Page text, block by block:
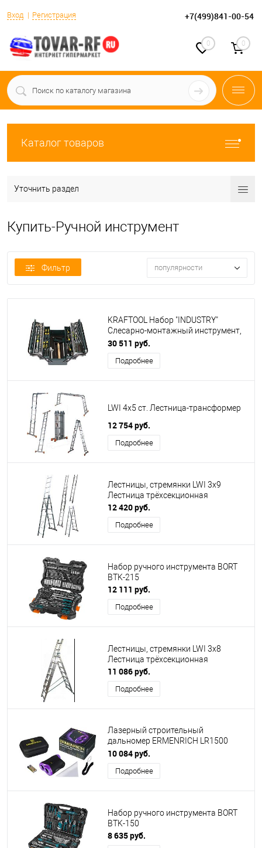
Вход Регистрация +7(499)841-00-54
0 0
Каталог товаров
Уточнить раздел
Купить-Ручной инструмент
Фильтр популярности
KRAFTOOL Набор "INDUSTRY"
Слесарно-монтажный инструмент,
131 предмет [27978-H131]
30 511 руб.
Подробнее
LWI 4х5 ст. Лестница-трансформер
12 754 руб.
Подробнее
Лестницы, стремянки LWI 3х9
Лестница трёхсекционная
12 420 руб.
Подробнее
Набор ручного инструмента BORT
BTK-215
12 111 руб.
Подробнее
Лестницы, стремянки LWI 3х8
Лестница трёхсекционная
11 086 руб.
Подробнее
Лазерный строительный
дальномер ERMENRICH LR1500
84085
10 084 руб.
Подробнее
Набор ручного инструмента BORT
BTK-150
8 635 руб.